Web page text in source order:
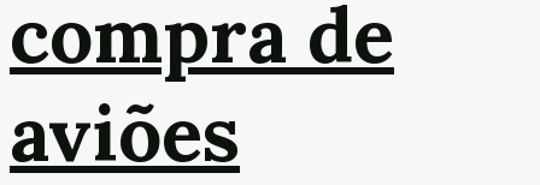
compra de
aviões